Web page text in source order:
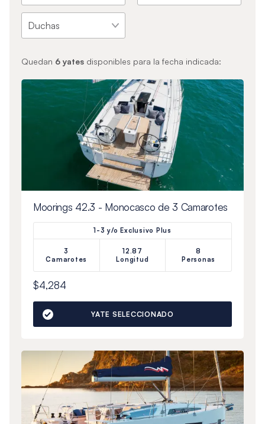
Quedan 6yatesdisponibles para la fecha indicada:
Moorings 42.3 - Monocasco de 3 Camarotes
1-3 y/o Exclusivo Plus
3
Camarotes
12.87
Longitud
8
Personas
$4,284
YATE SELECCIONADO